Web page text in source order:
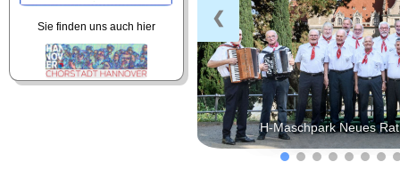
H-Maschpark Neues
❮
Sie finden uns auch hier